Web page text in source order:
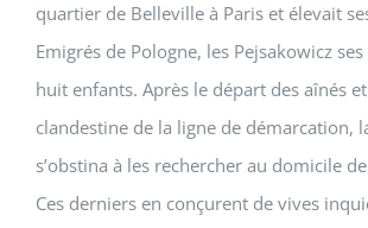
quartier de Belleville à Paris et élevait
Emigrés de Pologne, les Pejsakowicz
huit enfants. Après le départ des aînés
clandestine de la ligne de démarcation,
s’obstina à les rechercher au domicile
Ces derniers en conçurent de vives